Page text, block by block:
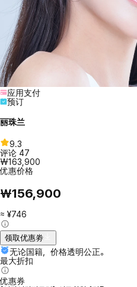
应用支付
预订
丽珠兰
9.3
评论 47
₩163,900
优惠价格
₩156,900
≈ ¥746
领取优惠劵
无论国籍，价格透明公正。
最大折扣
优惠券